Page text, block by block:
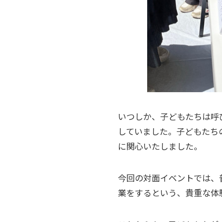
いつしか、子どもたちは
していました。子どもた
に関心いたしました。
今回の対面イベントでは
業をするという、貴重な